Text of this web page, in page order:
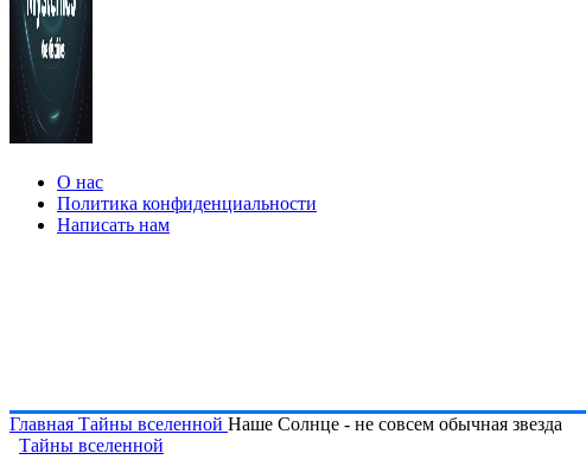
О нас
Политика конфиденциальности
Написать нам
Главная Тайны вселенной Наше Солнце - не совсем обычная звезда
Тайны вселенной